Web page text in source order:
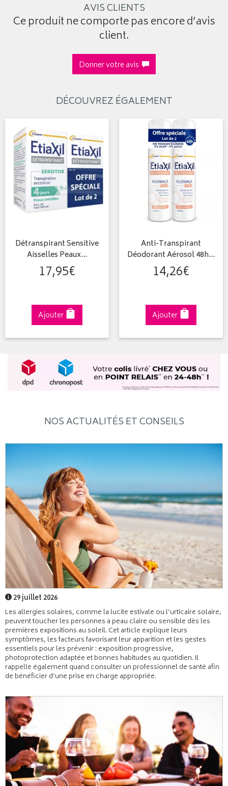
AVIS CLIENTS
Ce produit ne comporte pas encore d’avis
client.
Donner votre avis
DÉCOUVREZ ÉGALEMENT
Détranspirant Sensitive
Aisselles Peaux…
17,95€
Ajouter
Anti-Transpirant
Déodorant Aérosol 48h…
14,26€
Ajouter
NOS ACTUALITÉS ET CONSEILS
29 juillet 2026
Les allergies solaires, comme la lucite estivale ou l’urticaire solaire,
peuvent toucher les personnes à peau claire ou sensible dès les
premières expositions au soleil. Cet article explique leurs
symptômes, les facteurs favorisant leur apparition et les gestes
essentiels pour les prévenir : exposition progressive,
photoprotection adaptée et bonnes habitudes au quotidien. Il
rappelle également quand consulter un professionnel de santé afin
de bénéficier d’une prise en charge appropriée.